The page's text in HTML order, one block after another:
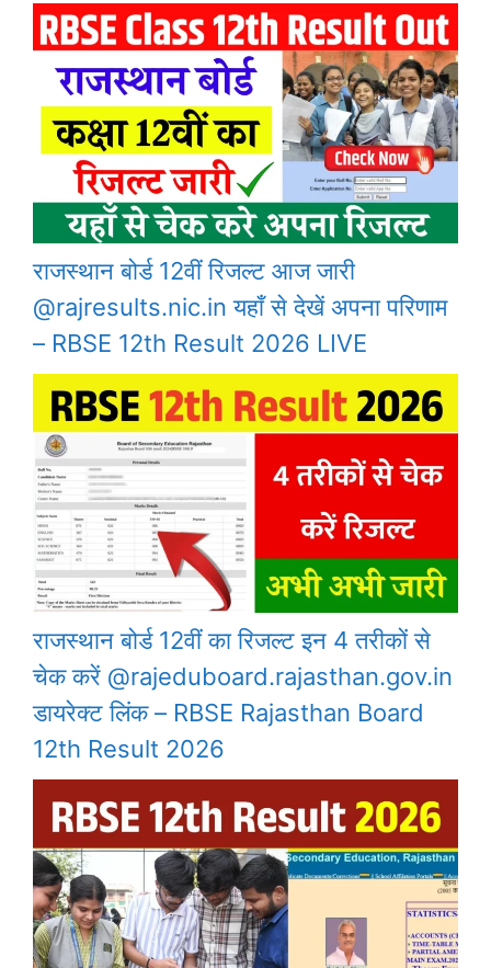
राजस्थान बोर्ड 12वीं रिजल्ट आज जारी
@rajresults.nic.in यहाँ से देखें अपना परिणाम
– RBSE 12th Result 2026 LIVE
राजस्थान बोर्ड 12वीं का रिजल्ट इन 4 तरीकों से
चेक करें @rajeduboard.rajasthan.gov.in
डायरेक्ट लिंक – RBSE Rajasthan Board
12th Result 2026